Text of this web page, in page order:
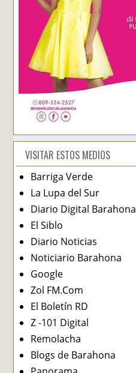
VISITAR ESTOS MEDIOS
Barriga Verde
La Lupa del Sur
Diario Digital Barahona
El Siblo
Diario Noticias
Noticiario Barahona
Google
Zol FM.Com
El Boletín RD
Z -101 Digital
Remolacha
Blogs de Barahona